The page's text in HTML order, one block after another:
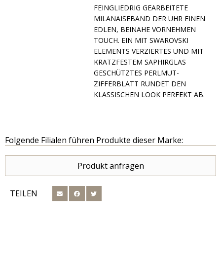
FEINGLIEDRIG GEARBEITETE
MILANAISEBAND DER UHR EINEN
EDLEN, BEINAHE VORNEHMEN
TOUCH. EIN MIT SWAROVSKI
ELEMENTS VERZIERTES UND MIT
KRATZFESTEM SAPHIRGLAS
GESCHÜTZTES PERLMUT-
ZIFFERBLATT RUNDET DEN
KLASSISCHEN LOOK PERFEKT AB.
Folgende Filialen führen Produkte dieser Marke:
Produkt anfragen
TEILEN